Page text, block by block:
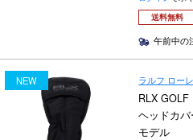
送料無料
午前中の
NEW ラルフ ロー
RLX
ヘッドカ
モデル